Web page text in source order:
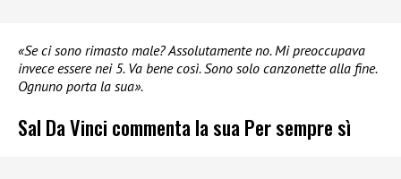
«Se ci sono rimasto male? Assolutamente no. Mi preoccupava
invece essere nei 5. Va bene così. Sono solo canzonette alla fine.
Ognuno porta la sua».
Sal Da Vinci commenta la sua Per sempre sì